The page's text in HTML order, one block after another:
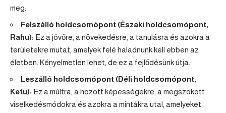
meg:
Felszálló holdcsomópont (Északi holdcsomópont,
Rahu): Ez a jövőre, a növekedésre, a tanulásra és azokra a
területekre mutat, amelyek felé haladnunk kell ebben az
életben. Kényelmetlen lehet, de ez a fejlődésünk útja.
Leszálló holdcsomópont (Déli holdcsomópont,
Ketu): Ez a múltra, a hozott képességekre, a megszokott
viselkedésmódokra és azokra a mintákra utal, amelyeket